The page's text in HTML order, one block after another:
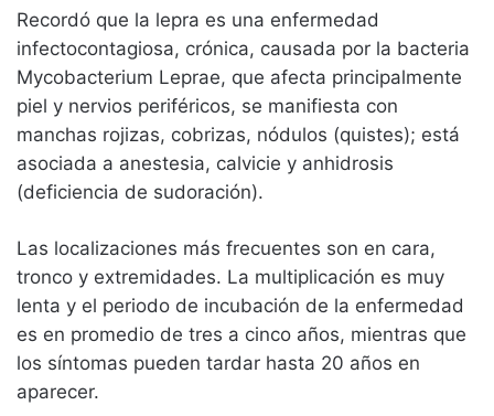
Recordó que la lepra es una enfermedad
infectocontagiosa, crónica, causada por la bacteria
Mycobacterium Leprae, que afecta principalmente
piel y nervios periféricos, se manifiesta con
manchas rojizas, cobrizas, nódulos (quistes); está
asociada a anestesia, calvicie y anhidrosis
(deficiencia de sudoración).
Las localizaciones más frecuentes son en cara,
tronco y extremidades. La multiplicación es muy
lenta y el periodo de incubación de la enfermedad
es en promedio de tres a cinco años, mientras que
los síntomas pueden tardar hasta 20 años en
aparecer.